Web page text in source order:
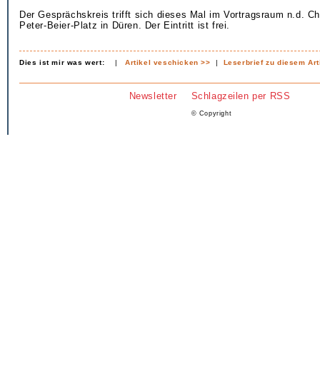
Der Gesprächskreis trifft sich dieses Mal im Vortragsraum n.d.
Peter-Beier-Platz in Düren. Der Eintritt ist frei.
Dies ist mir was wert: |Artikel veschicken >> | Leserbrief zu diesem
Newsletter Schlagzeilen per RSS
© Copyright